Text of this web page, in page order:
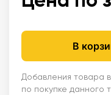
В
Добавления товара
по покупке данного